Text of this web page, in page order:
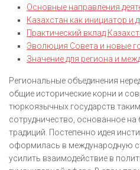
Основные направления
Казахстан как инициатор и
Практический вклад
Эволюция Совета и новые
Значение для региона и
Региональные объединения
общие исторические корни и
тюркоязычных государств
сотрудничество, основанное на
традиций. Постепенно идея
оформилась в международную
усилить взаимодействие в